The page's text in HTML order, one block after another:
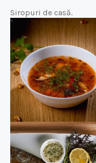
Siropuri de casă.